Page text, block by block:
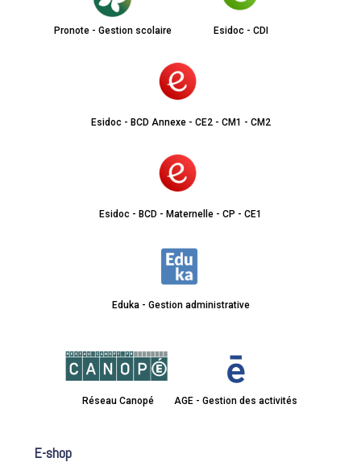
Pronote - Gestion scolaire Esidoc - CDI
Esidoc - BCD Annexe - CE2 - CM1 - CM2
Esidoc - BCD - Maternelle - CP - CE1
Eduka - Gestion administrative
Réseau Canopé AGE - Gestion des activités
E-shop